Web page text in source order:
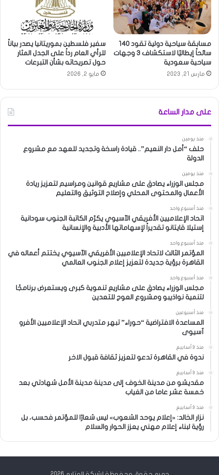
مسابقة سياحية دولية تقود 140
سائحاً إيطاليًا لاستكشاف 3 وجهات
سياحية سعودية ‏
مارس 21, 2023
سفير فلسطين بموريتانيا يصدر بياناً
للرأي العام رداً على الجدل المثار
حول تصريحاته بشأن التبرعات
مايو 2, 2026
على مدار الساعة
منذ يومين
حلف “أمل دار النعيم”.. قيادة راسخة وتجديد للعهد مع مشروع
الدولة
منذ يومين
مجلس الوزراء يصادق على مشاريع قوانين ومراسيم لتعزيز ريادة
الأعمال والمحتوى المحلي وإصلاح التوثيق والتعليم
منذ أسبوع واحد
اتحاد الإعلاميين الأفريقي الآسيوي يكرّم الكاتبة الجنوب سودانية
إستيلا قايتانو تقديراً لإسهاماتها الأدبية والإنسانية
منذ أسبوع واحد
المؤتمر الثالث لاتحاد الإعلاميين الأفريقي الآسيوي يختتم أعماله في
القاهرة برؤية جديدة لتعزيز إعلام الجنوب العالمي
منذ أسبوع واحد
مجلس الوزراء يصادق على مشاريع تنموية كبرى ويستعرض برنامجًا
لتنمية نواذيبو ومشروع العوج للتعدين
منذ أسبوعين
المساعدة الافتراضية “حوراء” تبهر متدربي اتحاد الإعلاميين الأفرو
آسيوى
منذ 3 أسابيع
ندوة في القاهرة تدعو لتعزيز ثقافة قبول الاخر
منذ 3 أسابيع
مقديشو من مدينة الخوف إلى مدينة مدينة الأمل شهادتي بعد
خمسة عشر عاما من الغياب
منذ 3 أسابيع
نزار الخالد: «إعلام يوحد الشعوب» ليس شعارًا للمؤتمر فحسب، بل
رؤية لبناء إعلام مهني يعزز الحوار والسلام